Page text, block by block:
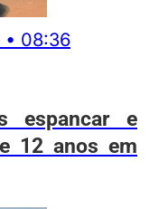
• 08:36
espancar e
12 anos em